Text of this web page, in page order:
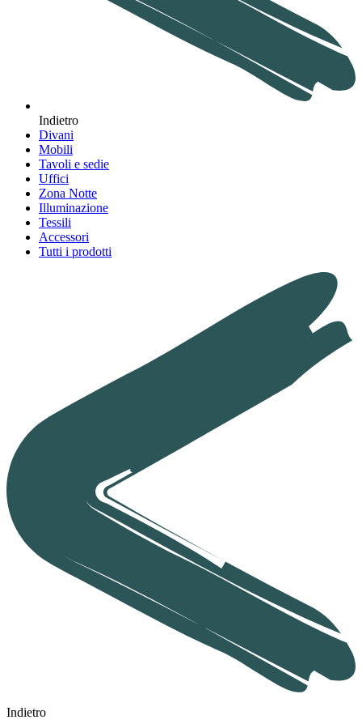
Indietro
Divani
Mobili
Tavoli e sedie
Uffici
Zona Notte
Illuminazione
Tessili
Accessori
Tutti i prodotti
Indietro